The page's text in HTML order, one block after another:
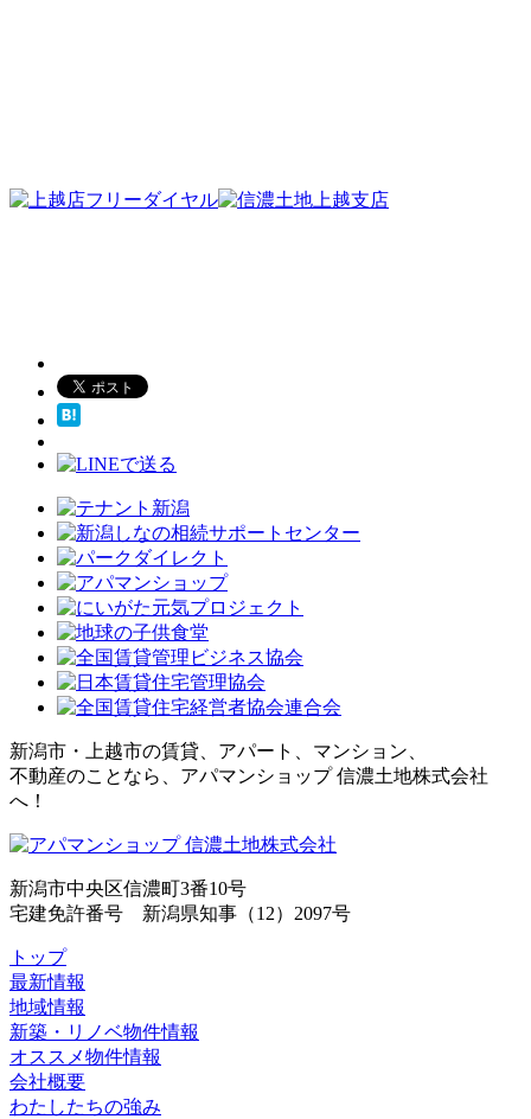
新潟市・上越市の賃貸、アパート、マンション、
不動産のことなら、アパマンショップ 信濃土地株式会社
へ！
新潟市中央区信濃町3番10号
宅建免許番号 新潟県知事（12）2097号
トップ
最新情報
地域情報
新築・リノベ物件情報
オススメ物件情報
会社概要
わたしたちの強み